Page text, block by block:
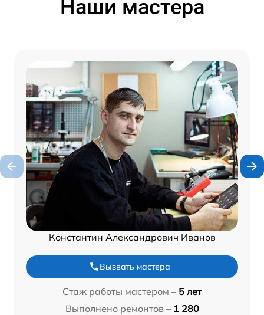
Наши мастера
Константин Александрович Иванов
Вызвать мастера
Стаж работы мастером – 5 лет
Выполнено ремонтов – 1 280